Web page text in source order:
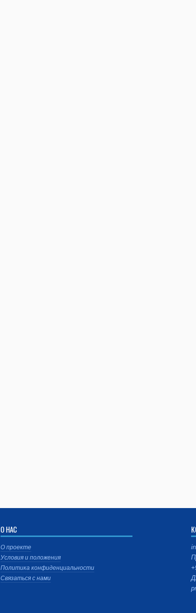
О НАС
О проекте
Условия и положения
Политика конфиденциальности
Связаться с нами